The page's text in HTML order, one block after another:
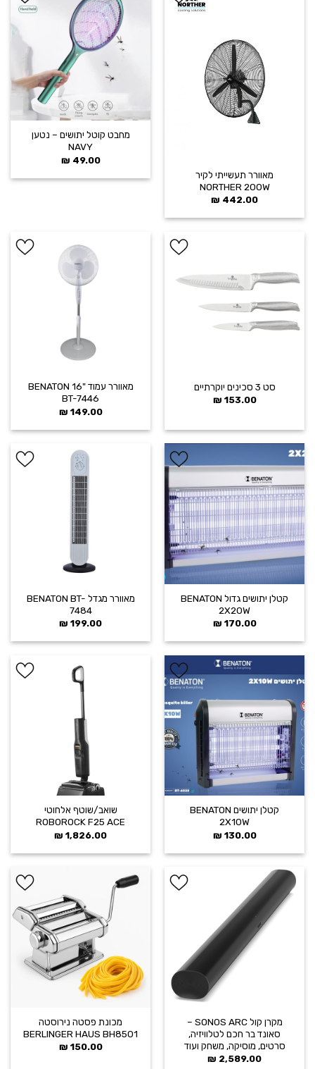
מאוורר תעשייתי לקיר
NORTHER 200W
442.00
₪
WISHLIST
מחבט קוטל יתושים – נטען
NAVY
49.00
₪
סט 3 סכינים יוקרתיים
153.00
₪
מאוורר עמוד "16 BENATON
BT-7446
149.00
₪
הוסף ל
WISHLIST
קטלן יתושים גדול BENATON
2X20W
170.00
₪
מאוורר מגדל BENATON BT-
7484
199.00
₪
הוסף ל
WISHLIST
קטלן יתושים BENATON
2X10W
130.00
₪
שואב/שוטף אלחוטי
ROBOROCK F25 ACE
1,826.00
₪
WISHLIST
מקרן קול SONOS ARC –
סאונד בר חכם לטלוויזיה,
סרטים, מוסיקה, משחק ועוד
2,589.00
₪
הוסף ל
WISHLIST
מכונת פסטה נירוסטה
BERLINGER HAUS BH8501
150.00
₪